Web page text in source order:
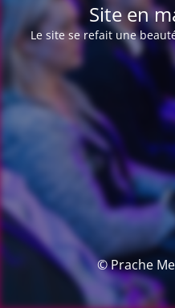
Site en
Le site se refait une
© Prache